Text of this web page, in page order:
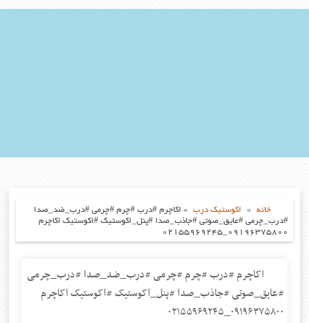
خانه » اکوستیک درب » اکاچرم #درب #چرم #چرمی #درب_ضد_صدا
#درب_چرمی #عایق_صوتی #جاذب_صدا #پنل_اکوستیک #اکوستیک اکاچرم
۰۹۱۹۶۳۷۵۸۰۰_۰۲۱۵۵۹۶۹۲۴۵
اکاچرم #درب #چرم #چرمی #درب_ضد_صدا #درب_چرمی
#عایق_صوتی #جاذب_صدا #پنل_اکوستیک #اکوستیک اکاچرم
۰۹۱۹۶۳۷۵۸۰۰_۰۲۱۵۵۹۶۹۲۴۵